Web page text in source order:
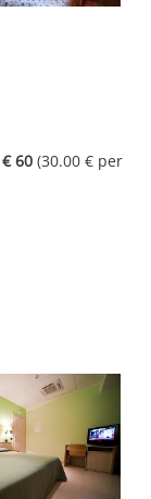
€ 60 (30.00 € per